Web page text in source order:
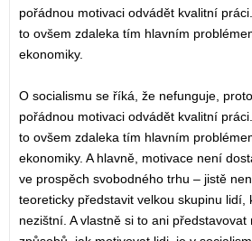
pořádnou motivaci odvádět kvalitní
to ovšem zdaleka tím hlavním
ekonomiky.
O socialismu se říká, že nefunguje,
pořádnou motivaci odvádět kvalitní
to ovšem zdaleka tím hlavním
ekonomiky. A hlavně, motivace není
ve prospěch svobodného trhu – jistě
teoreticky představit velkou skupinu lidí,
nezištní. A vlastně si to ani